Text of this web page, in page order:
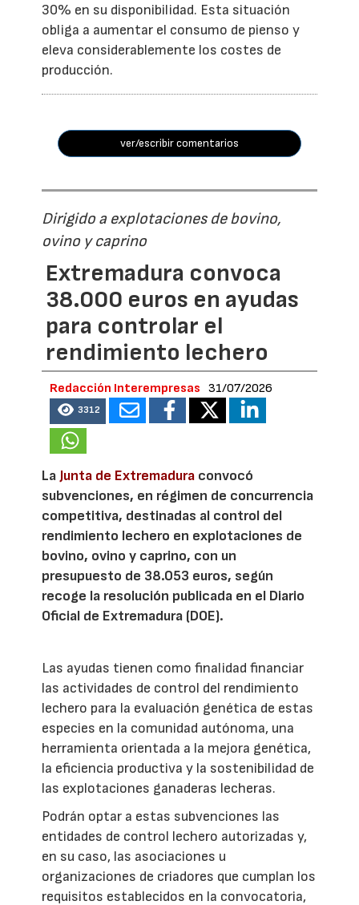
30% en su disponibilidad. Esta situación
obliga a aumentar el consumo de pienso y
eleva considerablemente los costes de
producción.
ver/escribir comentarios
Dirigido a explotaciones de bovino,
ovino y caprino
Extremadura convoca
38.000 euros en ayudas
para controlar el
rendimiento lechero
Redacción Interempresas 31/07/2026
3312
LaJunta de Extremadura convocó
subvenciones, en régimen de concurrencia
competitiva, destinadas al control del
rendimiento lechero en explotaciones de
bovino, ovino y caprino, con un
presupuesto de 38.053 euros, según
recoge la resolución publicada en el Diario
Oficial de Extremadura (DOE).
Las ayudas tienen como finalidad financiar
las actividades de control del rendimiento
lechero para la evaluación genética de estas
especies en la comunidad autónoma, una
herramienta orientada a la mejora genética,
la eficiencia productiva y la sostenibilidad de
las explotaciones ganaderas lecheras.
Podrán optar a estas subvenciones las
entidades de control lechero autorizadas y,
en su caso, las asociaciones u
organizaciones de criadores que cumplan los
requisitos establecidos en la convocatoria,